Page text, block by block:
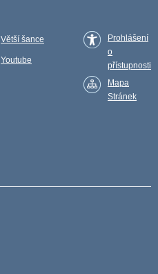
Větší šance
Youtube
Prohlášení
o
přístupnosti
Mapa
Stránek